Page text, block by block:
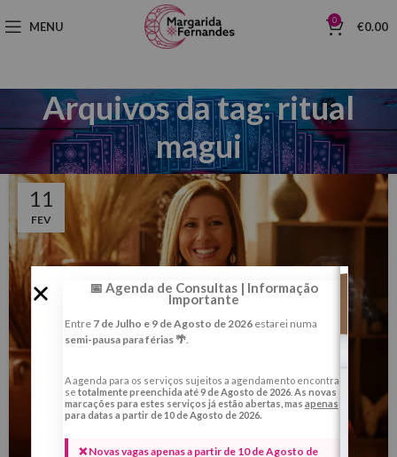
MENU 0 €0.00
Arquivos da tag: ritual
magui
11
FEV
📅 Agenda de Consultas | Informação
Importante
Entre 7 de Julho e 9 de Agosto de 2026estarei numa
semi-pausa para férias 🌴.
A agenda para os serviços sujeitos a agendamento encontra-
se totalmente preenchida até 9 de Agosto de 2026. As novas
marcações para estes serviços já estão abertas, mas apenas
para datas a partir de 10 de Agosto de 2026.
❌ Novas vagas apenas a partir de 10 de Agosto de